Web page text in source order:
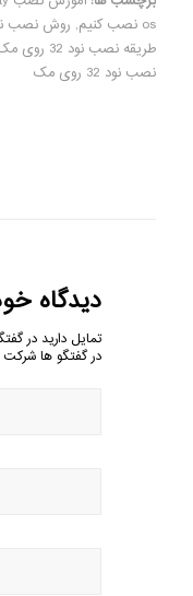
os نصب کنیم
, روش نصب نود 32
طریقه نصب نود 32 روی مک
نصب نود 32 روی مک
دیدگاه
تمایل دارید در
در گفتگو ها شرکت